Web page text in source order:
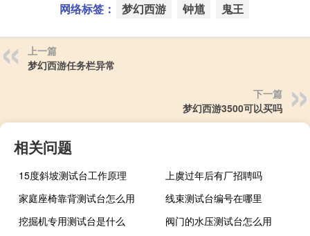
网络标签： 梦幻西游 钟馗 鬼王
上一篇
梦幻西游任务栏异常
下一篇
梦幻西游3500可以买吗
相关问题
15度斜坡测试台工作原理
上虞过年后有厂招聘吗
家庭座椅靠背测试台怎么用
线束测试台编号在哪里
挖掘机专用测试台是什么
阀门的水压测试台怎么用